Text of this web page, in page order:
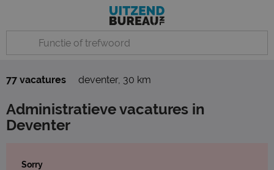
77 vacatures deventer, 30 km
Administratieve vacatures in
Deventer
Sorry